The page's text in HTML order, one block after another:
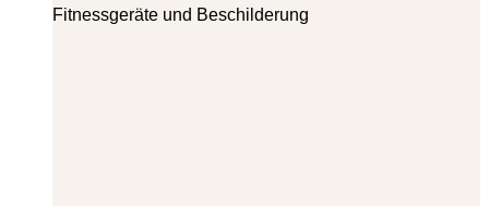
Fitnessgeräte und Beschilderung